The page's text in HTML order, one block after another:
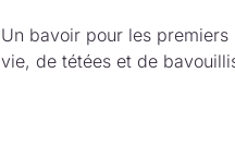
Un bavoir pour les premiers
vie, de tétées et de